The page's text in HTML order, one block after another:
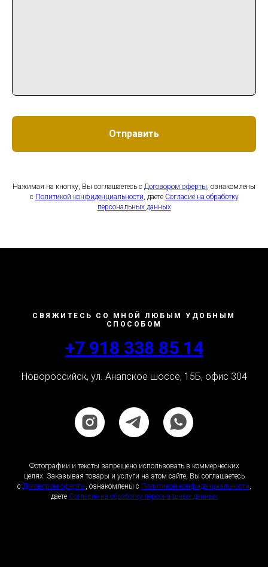
Отправить
Нажимая на кнопку, Вы соглашаетесь с Договором оферты, ознакомлены
с Политикой конфиденциальности, даете Согласие на обработку
персональных данных
СВЯЖИТЕСЬ СО МНОЙ ЛЮБЫМ УДОБНЫМ
СПОСОБОМ
+7 918 338 85 14
Новороссийск, ул. Анапское шоссе, 15Б, офис 304
Фотографии и тексты запрещено использовать в коммерческих
целях. Заказывая товары и услуги на этом сайте, Вы соглашаетесь
с Договором оферты, ознакомлены с Политикой конфиденциальности,
даете Согласие на обработку персональных данных